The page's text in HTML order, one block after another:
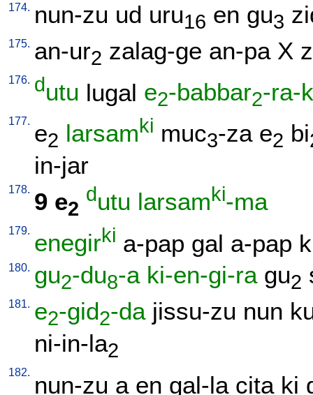
174. nun-zu ud uru16 en gu3
175. an-ur2 zalag-ge an-pa X
176. dutu lugal e2-babbar2-ra-
177. e2 larsamki muc3-za e2 bi
in-jar
178. 9 e2
dutu larsamki-ma
179. enegirki a-pap gal a-pap
180. gu2-du8-a ki-en-gi-ra gu2
181. e2-gid2-da jissu-zu nun
ni-in-la2
182. nun-zu a en gal-la cita ki